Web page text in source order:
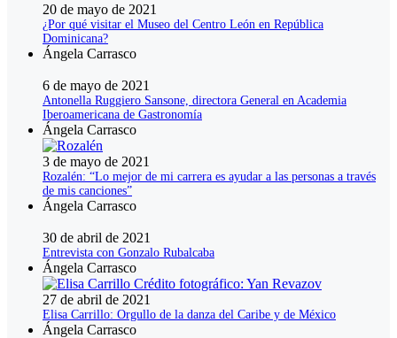
20 de mayo de 2021
¿Por qué visitar el Museo del Centro León en República
Dominicana?
Ángela Carrasco
6 de mayo de 2021
Antonella Ruggiero Sansone, directora General en Academia
Iberoamericana de Gastronomía
Ángela Carrasco
3 de mayo de 2021
Rozalén: “Lo mejor de mi carrera es ayudar a las personas a través
de mis canciones”
Ángela Carrasco
30 de abril de 2021
Entrevista con Gonzalo Rubalcaba
Ángela Carrasco
27 de abril de 2021
Elisa Carrillo: Orgullo de la danza del Caribe y de México
Ángela Carrasco